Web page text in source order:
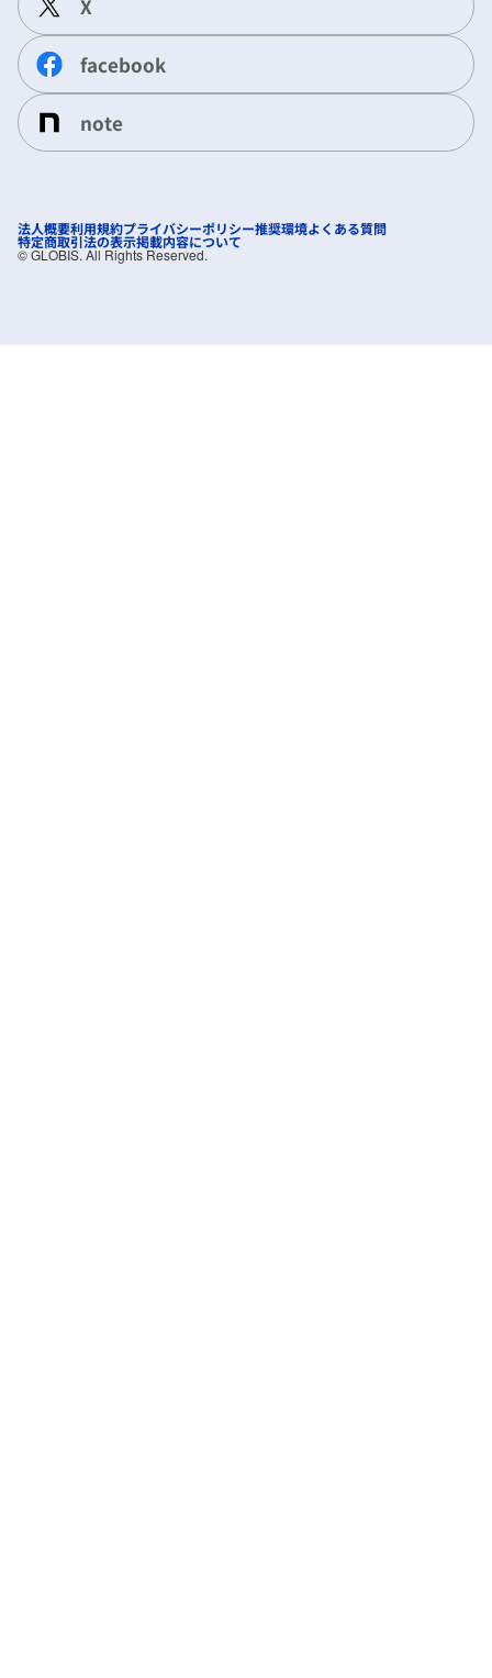
X
facebook
note
法人概要利用規約プライバシーポリシー推奨環境よくある質問
特定商取引法の表示掲載内容について
©︎ GLOBIS. All Rights Reserved.